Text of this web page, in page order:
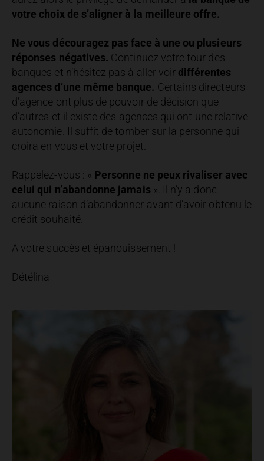
votre choix de s’aligner à la meilleure offre.
Ne vous découragez pas face à une ou plusieurs
réponses négatives. Continuez votre tour des
banques et n’hésitez pas à aller voir différentes
agences d’une même banque. Certains directeurs
d’agence ont plus de pouvoir de décision que
d’autres et il existe des agences qui ont une relative
autonomie. Il suffit de tomber sur la personne qui
croira en vous et votre projet.
Rappelez-vous : « Personne ne peux rivaliser avec
celui qui n’abandonne jamais ». Il n’y a donc
aucune raison d’abandonner avant d’avoir obtenu le
crédit souhaité.
A votre succès et épanouissement !
Détélina